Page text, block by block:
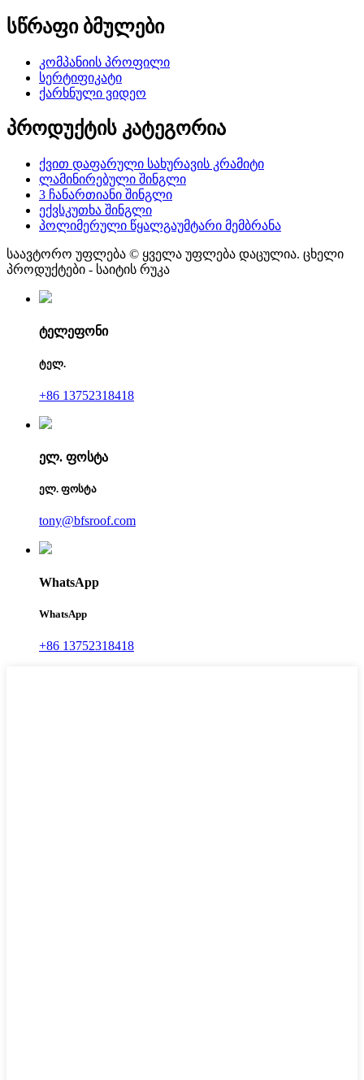
სწრაფი ბმულები
კომპანიის პროფილი
სერტიფიკატი
ქარხნული ვიდეო
პროდუქტის კატეგორია
ქვით დაფარული სახურავის კრამიტი
ლამინირებული შინგლი
3 ჩანართიანი შინგლი
ექვსკუთხა შინგლი
პოლიმერული წყალგაუმტარი მემბრანა
საავტორო უფლება © ყველა უფლება დაცულია. ცხელი
პროდუქტები - საიტის რუკა
ტელეფონი
ტელ.
+86 13752318418
ელ. ფოსტა
ელ. ფოსტა
tony@bfsroof.com
WhatsApp
WhatsApp
+86 13752318418